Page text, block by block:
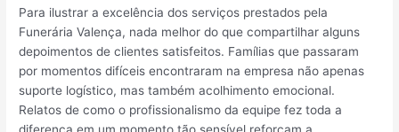
Para ilustrar a excelência dos serviços prestados pela
Funerária Valença, nada melhor do que compartilhar alguns
depoimentos de clientes satisfeitos. Famílias que passaram
por momentos difíceis encontraram na empresa não apenas
suporte logístico, mas também acolhimento emocional.
Relatos de como o profissionalismo da equipe fez toda a
diferença em um momento tão sensível reforçam a